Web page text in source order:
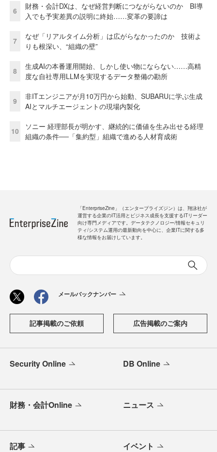
6
財務・会計DXは、なぜ経営判断につながらないのか BI導
入でも予実差異の説明に終始……変革の要諦は
7
なぜ「リアルタイム分析」は広がらなかったのか 技術よ
りも根深い、“組織の壁”
8
生成AIの本番運用開始、しかし使い物にならない……高精
度な自社専用LLMを実現するデータ整備の勘所
9
非ITエンジニアが月10万円から始動、SUBARUに学ぶ生成
AIとマルチエージェントの現場内製化
10
ソニー 経理部長が明かす、継続的に価値を生み出せる経理
組織の条件──「集約型」組織で進める人材育成術
「EnterpriseZine」（エンタープライズジン）は、翔泳社が
運営する企業のIT活用とビジネス成長を支援するITリーダー
向け専門メディアです。データテクノロジー/情報セキュリ
ティ/システム運用の最新動向を中心に、企業ITに関する多
様な情報をお届けしています。
メールバックナンバー
記事掲載のご依頼 広告掲載のご案内
Security Online DB Online
財務・会計Online ニュース
記事 イベント